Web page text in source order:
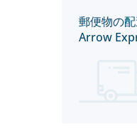
郵便物の
Arrow